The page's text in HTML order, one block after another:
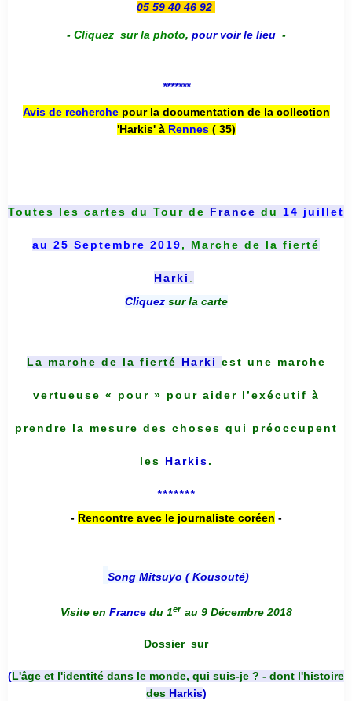
05 59 40 46 92
- Cliquez sur la photo, pour voir le lieu -
*******
Avis de recherche pour la documentation de la collection
'Harkis' à Rennes( 35)
Toutes les cartes du Tour de France du 14 juillet
au 25 Septembre 2019, Marche de la fierté
Harki
Cliquez sur la carte
La marche de la fierté Harki est une marche
vertueuse « pour » pour aider l’exécutif à
prendre la mesure des choses qui préoccupent
les Harkis.
*******
- Rencontre avec le journaliste coréen -
Song Mitsuyo ( Kousouté)
Visite en France du 1er au 9 Décembre 2018
Dossier sur
(L'âge et l'identité dans le monde, qui suis-je ? - dont l'histoire
des Harkis)